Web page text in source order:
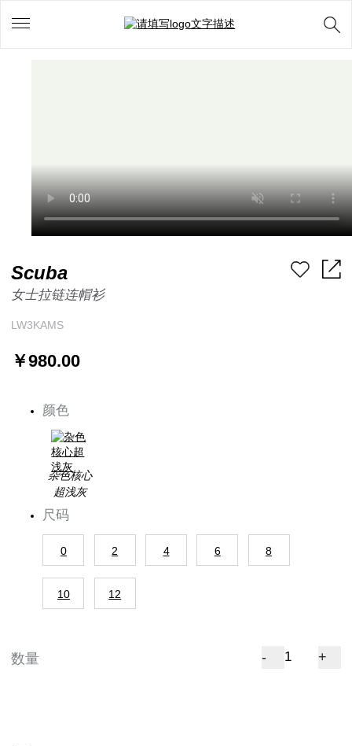
Scuba
女士拉链连帽衫
LW3KAMS
￥980.00
颜色
杂色核心
超浅灰
尺码
0 2 4 6 8
10 12
数量 - +